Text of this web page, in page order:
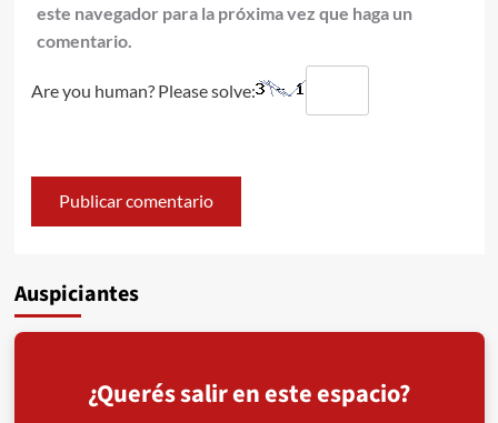
este navegador para la próxima vez que haga un
comentario.
Are you human? Please solve:
Auspiciantes
¿Querés salir en este espacio?